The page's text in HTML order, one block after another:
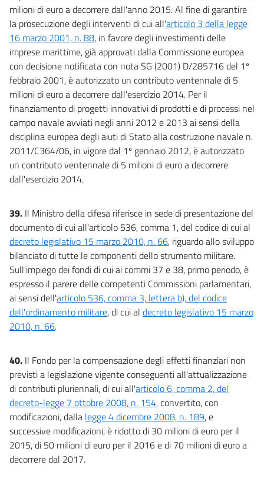
milioni di euro a decorrere dall'anno 2015. Al fine di garantire
la prosecuzione degli interventi di cui all'articolo 3 della legge
16 marzo 2001, n. 88, in favore degli investimenti delle
imprese marittime, già approvati dalla Commissione europea
con decisione notificata con nota SG (2001) D/285716 del 1º
febbraio 2001, è autorizzato un contributo ventennale di 5
milioni di euro a decorrere dall'esercizio 2014. Per il
finanziamento di progetti innovativi di prodotti e di processi nel
campo navale avviati negli anni 2012 e 2013 ai sensi della
disciplina europea degli aiuti di Stato alla costruzione navale n.
2011/C364/06, in vigore dal 1º gennaio 2012, è autorizzato
un contributo ventennale di 5 milioni di euro a decorrere
dall'esercizio 2014.
39. Il Ministro della difesa riferisce in sede di presentazione del
documento di cui all'articolo 536, comma 1, del codice di cui al
decreto legislativo 15 marzo 2010, n. 66, riguardo allo sviluppo
bilanciato di tutte le componenti dello strumento militare.
Sull'impiego dei fondi di cui ai commi 37 e 38, primo periodo, è
espresso il parere delle competenti Commissioni parlamentari,
ai sensi dell'articolo 536, comma 3, lettera b), del codice
dell'ordinamento militare, di cui al decreto legislativo 15 marzo
2010, n. 66.
40. Il Fondo per la compensazione degli effetti finanziari non
previsti a legislazione vigente conseguenti all'attualizzazione
di contributi pluriennali, di cui all'articolo 6, comma 2, del
decreto-legge 7 ottobre 2008, n. 154, convertito, con
modificazioni, dalla legge 4 dicembre 2008, n. 189, e
successive modificazioni, è ridotto di 30 milioni di euro per il
2015, di 50 milioni di euro per il 2016 e di 70 milioni di euro a
decorrere dal 2017.